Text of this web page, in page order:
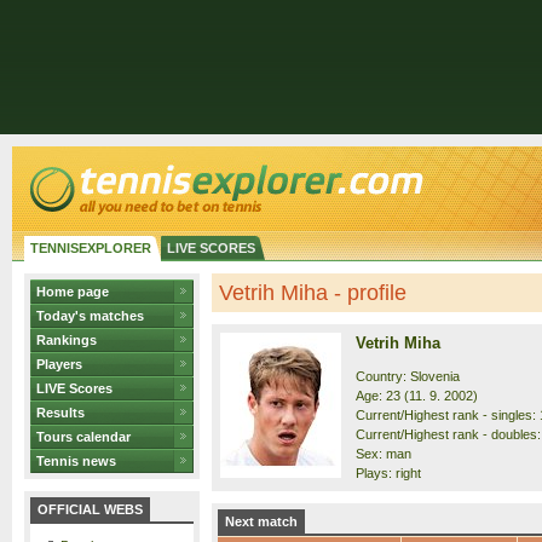
TENNISEXPLORER LIVE SCORES
Home page
Today's matches
Rankings
Players
LIVE Scores
Results
Tours calendar
Tennis news
OFFICIAL WEBS
Vetrih Miha - profile
Vetrih Miha
Country: Slovenia
Age: 23 (11. 9. 2002)
Current/Highest rank - singles:
Current/Highest rank -
Sex: man
Plays: right
Next match